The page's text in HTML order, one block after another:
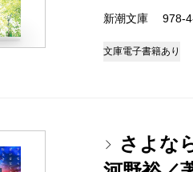
新潮文庫 978-
文庫電子書籍あり
さよな